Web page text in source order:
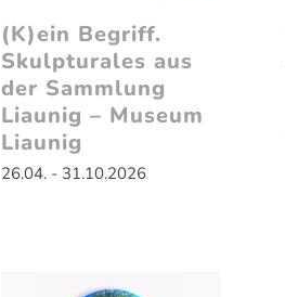
(K)ein Begriff.
Skulpturales aus
der Sammlung
Liaunig – Museum
Liaunig
26.04. - 31.10.2026